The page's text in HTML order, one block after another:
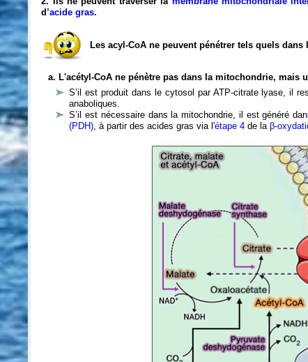
d’acide gras.
Les acyl-CoA ne peuvent pénétrer tels quels
a. L'acétyl-CoA ne pénètre pas dans la mitochondrie, mais
S’il est produit dans le cytosol par ATP-citrate lyase, il
anaboliques.
S’il est nécessaire dans la mitochondrie, il est généré
(PDH), à partir des acides gras via l'étape 4 de laβ-